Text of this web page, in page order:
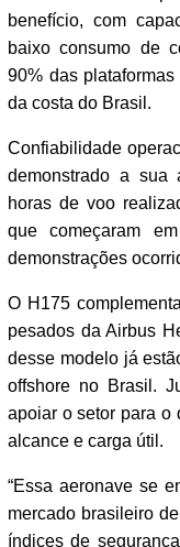
benefício, com
baixo consumo de
90% das
da costa do Brasil.
Confiabilidade
demonstrado a sua
horas de voo
que começaram
demonstrações
O H175
pesados da Airbus
desse modelo já
offshore no Brasil.
apoiar o setor para o
alcance e carga útil.
“Essa aeronave se
mercado brasileiro
índices de